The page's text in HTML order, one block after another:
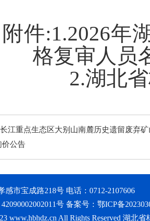
附件:1.2026年
格复审人员
2.湖北
江重点生态区大别山南麓历史遗留废弃
价公告
感市宝成路218号 电话：0712-2107606
号 备案号： 鄂ICP备
www.hbhdz.cn All Rights Reserved 湖北